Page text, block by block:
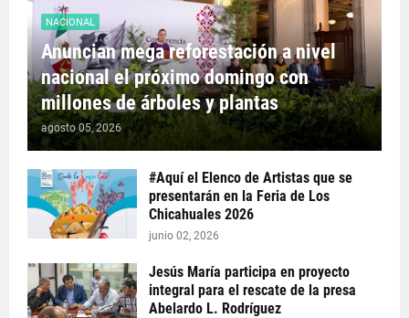
NACIONAL
Anuncian mega reforestación a nivel
nacional el próximo domingo con
millones de árboles y plantas
agosto 05, 2026
#Aquí el Elenco de Artistas que se
presentarán en la Feria de Los
Chicahuales 2026
junio 02, 2026
Jesús María participa en proyecto
integral para el rescate de la presa
Abelardo L. Rodríguez